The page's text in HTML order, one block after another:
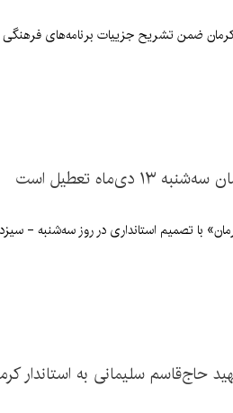
ضمن تشریح جزییات برنامه‌‌های
تعطیل است
با تصمیم استانداری در روز سه‌شنبه -
حاج‌قاسم سلیمانی به استاندار